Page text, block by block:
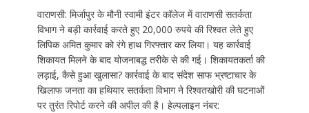
वाराणसी: मिर्जापुर के मौनी स्वामी इंटर कॉलेज में वाराणसी सतर्कता
विभाग ने बड़ी कार्रवाई करते हुए 20,000 रुपये की रिश्वत लेते हुए
लिपिक अमित कुमार को रंगे हाथ गिरफ्तार कर लिया। यह कार्रवाई
शिकायत मिलने के बाद योजनाबद्ध तरीके से की गई। शिकायतकर्ता की
लड़ाई, कैसे हुआ खुलासा? कार्रवाई के बाद संदेश साफ भ्रष्टाचार के
खिलाफ जनता का हथियार सतर्कता विभाग ने रिश्वतखोरी की घटनाओं
पर तुरंत रिपोर्ट करने की अपील की है। हेल्पलाइन नंबर: